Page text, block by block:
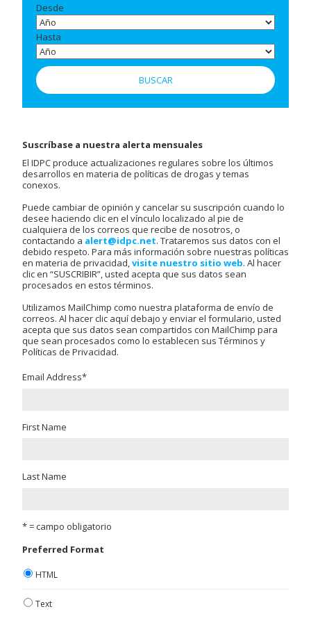
Desde
Hasta
Suscríbase a nuestra alerta mensuales
El IDPC produce actualizaciones regulares sobre los últimos
desarrollos en materia de políticas de drogas y temas
conexos.
Puede cambiar de opinión y cancelar su suscripción cuando lo
desee haciendo clic en el vínculo localizado al pie de
cualquiera de los correos que recibe de nosotros, o
contactando a alert@idpc.net. Trataremos sus datos con el
debido respeto. Para más información sobre nuestras políticas
en materia de privacidad,visite nuestro sitio web. Al hacer
clic en “SUSCRIBIR”, usted acepta que sus datos sean
procesados en estos términos.
Utilizamos MailChimp como nuestra plataforma de envío de
correos. Al hacer clic aquí debajo y enviar el formulario, usted
acepta que sus datos sean compartidos con MailChimp para
que sean procesados como lo establecen sus Términos y
Políticas de Privacidad.
Email Address*
First Name
Last Name
* = campo obligatorio
Preferred Format
HTML
Text